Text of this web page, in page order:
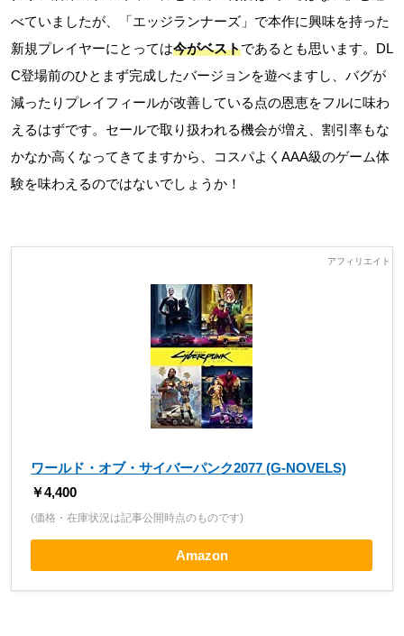
べていましたが、
「エッジランナーズ」で本作に興味を持った
新規プレイヤーにとっては今がベストであるとも思います。DL
C登場前のひとまず完成したバージョンを遊べますし、バグが
減ったりプレイフィールが改善している点の恩恵をフルに味わ
えるはずです。セールで取り扱われる機会が増え、割引率もな
かなか高くなってきてますから、コスパよくAAA級のゲーム体
験を味わえるのではないでしょうか！
ワールド・オブ・サイバーパンク2077 (G-NOVELS)
￥4,400
(価格・在庫状況は記事公開時点のものです)
Amazon